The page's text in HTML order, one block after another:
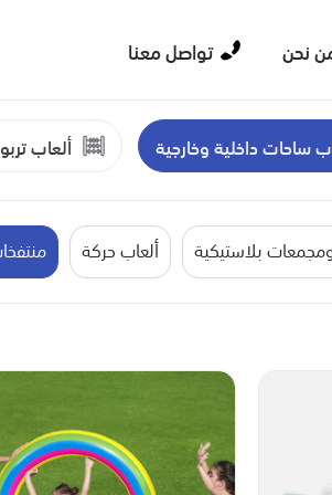
نحن تواصل معنا
ساحات داخلية وخارجية ألعاب
بلاستيكية ألعاب حركة